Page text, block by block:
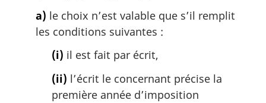
a) le choix n’est valable que s’il remplit
les conditions suivantes :
(i) il est fait par écrit,
(ii) l’écrit le concernant précise la
première année d’imposition